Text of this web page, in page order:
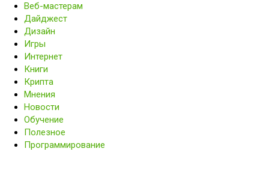
Веб-мастерам
Дайджест
Дизайн
Игры
Интернет
Книги
Крипта
Мнения
Новости
Обучение
Полезное
Программирование